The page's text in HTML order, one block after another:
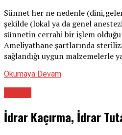
Sünnet her ne nedenle
şekilde (lokal ya da genel
sünnetin cerrahi bir işlem
Ameliyathane şartlarında
sağlandığı uygun malzemelerle
Okumaya Devam
İdrar Kaçırma, İdrar